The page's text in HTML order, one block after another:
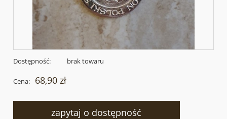
Dostępność: brak towaru
Cena: 68,90 zł
zapytaj o dostępność